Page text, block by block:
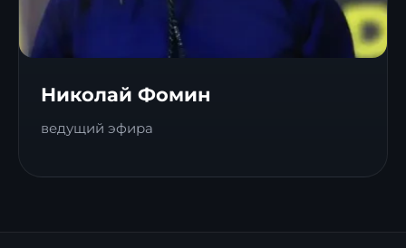
Николай Фомин
ведущий эфира